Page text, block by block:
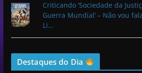
Criticando ‘Sociedade da
Guerra Mundial’ – Não vou
Li...
Destaques do Dia